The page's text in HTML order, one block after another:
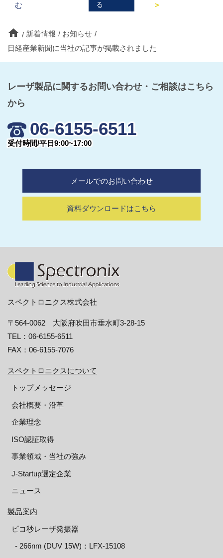
む
る
home 新着情報
お知らせ
日経産業新聞に当社の記事が掲載されました
レーザ製品に関するお問い合わせ・ご相談はこちら
から
06-6155-6511
受付時間/平日9:00~17:00
メールでのお問い合わせ
資料ダウンロードはこちら
スペクトロニクス株式会社
〒564-0062 大阪府吹田市垂水町3-28-15
TEL：06-6155-6511
FAX：06-6155-7076
スペクトロニクスについて
トップメッセージ
会社概要・沿革
企業理念
ISO認証取得
事業領域・当社の強み
J-Startup選定企業
ニュース
製品案内
ピコ秒レーザ発振器
‐ 266nm (DUV 15W)：LFX-15108